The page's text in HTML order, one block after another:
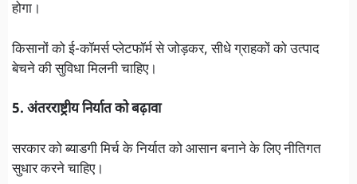
होगा।
किसानों को ई-कॉमर्स प्लेटफॉर्म से जोड़कर, सीधे ग्राहकों को उत्पाद
बेचने की सुविधा मिलनी चाहिए।
5. अंतरराष्ट्रीय निर्यात को बढ़ावा
सरकार को ब्याडगी मिर्च के निर्यात को आसान बनाने के लिए नीतिगत
सुधार करने चाहिए।